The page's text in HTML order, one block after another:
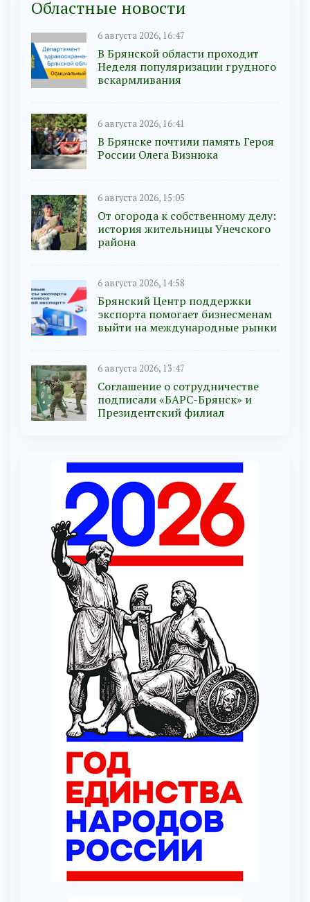
Областные новости
6 августа 2026, 16:47
В Брянской области проходит
Неделя популяризации грудного
вскармливания
6 августа 2026, 16:41
В Брянске почтили память Героя
России Олега Визнюка
6 августа 2026, 15:05
От огорода к собственному делу:
история жительницы Унечского
района
6 августа 2026, 14:58
Брянский Центр поддержки
экспорта помогает бизнесменам
выйти на международные рынки
6 августа 2026, 13:47
Соглашение о сотрудничестве
подписали «БАРС-Брянск» и
Президентский филиал